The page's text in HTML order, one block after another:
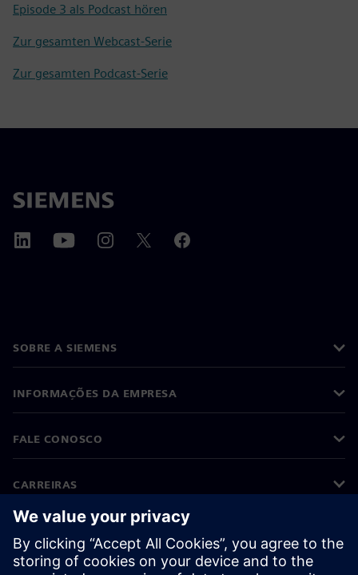
Episode 3 als Podcast hören
Zur gesamten Webcast-Serie
Zur gesamten Podcast-Serie
SOBRE A SIEMENS
INFORMAÇÕES DA EMPRESA
FALE CONOSCO
CARREIRAS
©Siemens 2026